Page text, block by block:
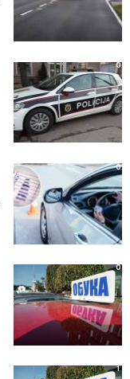
0
0
0
1